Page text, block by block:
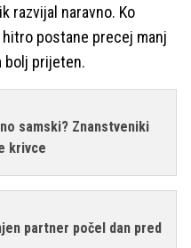
razvijal naravno. Ko
postane precej manj
bolj prijeten.
samski? Znanstveniki
krivce
partner počel dan pred